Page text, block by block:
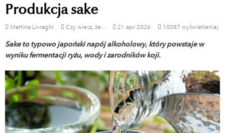
Produkcja sake
Martina Livraghi Czy wiesz, że... 21 apr 2026 10087 wyświetlenia)
Sake to typowo japoński napój alkoholowy, który powstaje w
wyniku fermentacji ryżu, wody i zarodników koji.